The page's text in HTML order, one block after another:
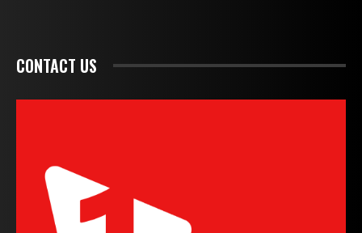
CONTACT US